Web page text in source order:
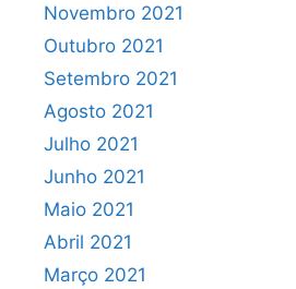
Novembro 2021
Outubro 2021
Setembro 2021
Agosto 2021
Julho 2021
Junho 2021
Maio 2021
Abril 2021
Março 2021